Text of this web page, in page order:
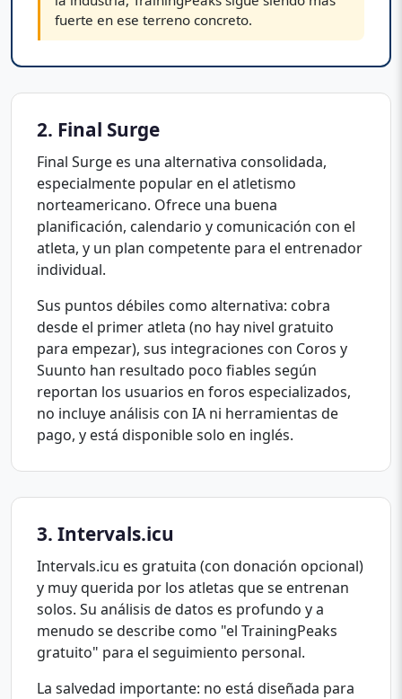
fuerte en ese terreno concreto.
2. Final Surge
Final Surge es una alternativa consolidada,
especialmente popular en el atletismo
norteamericano. Ofrece una buena
planificación, calendario y comunicación con el
atleta, y un plan competente para el entrenador
individual.
Sus puntos débiles como alternativa: cobra
desde el primer atleta (no hay nivel gratuito
para empezar), sus integraciones con Coros y
Suunto han resultado poco fiables según
reportan los usuarios en foros especializados,
no incluye análisis con IA ni herramientas de
pago, y está disponible solo en inglés.
3. Intervals.icu
Intervals.icu es gratuita (con donación opcional)
y muy querida por los atletas que se entrenan
solos. Su análisis de datos es profundo y a
menudo se describe como "el TrainingPeaks
gratuito" para el seguimiento personal.
La salvedad importante: no está diseñada para